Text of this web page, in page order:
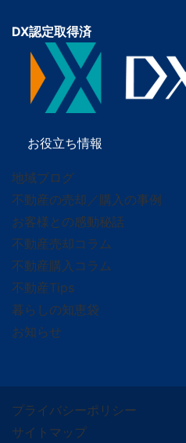
DX認定取得済
お役立ち情報
地域ブログ
不動産の売却／購入の事例
お客様との感動秘話
不動産売却コラム
不動産購入コラム
不動産Tips
暮らしの知恵袋
お知らせ
プライバシーポリシー
サイトマップ